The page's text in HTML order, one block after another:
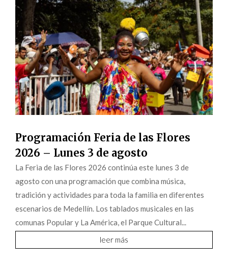
Programación Feria de las Flores
2026 – Lunes 3 de agosto
La Feria de las Flores 2026 continúa este lunes 3 de
agosto con una programación que combina música,
tradición y actividades para toda la familia en diferentes
escenarios de Medellín. Los tablados musicales en las
comunas Popular y La América, el Parque Cultural...
leer más